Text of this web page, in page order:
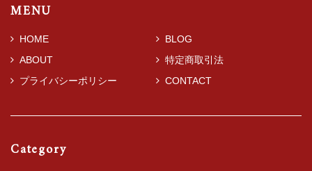
MENU
HOME
BLOG
ABOUT
特定商取引法
プライバシーポリシー
CONTACT
Category